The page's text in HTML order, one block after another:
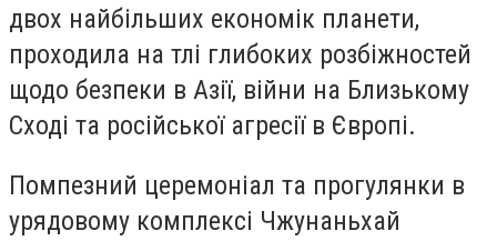
двох найбільших економік планети,
проходила на тлі глибоких розбіжностей
щодо безпеки в Азії, війни на Близькому
Сході та російської агресії в Європі.
Помпезний церемоніал та прогулянки в
урядовому комплексі Чжунаньхай